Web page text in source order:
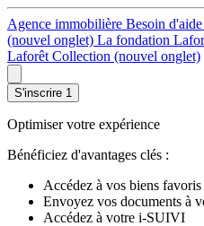
Agence immobilière Besoin d'aide
(nouvel onglet) La fondation
Laforêt Collection (nouvel onglet)
S'inscrire 1
Optimiser votre expérience
Bénéficiez d'avantages clés :
Accédez à vos biens favoris
Envoyez vos documents à
Accédez à votre i-SUIVI